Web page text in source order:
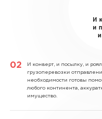
И
и
И конверт, и посылку, и
грузоперевозки
необходимости готовы
любого континента,
имущество.